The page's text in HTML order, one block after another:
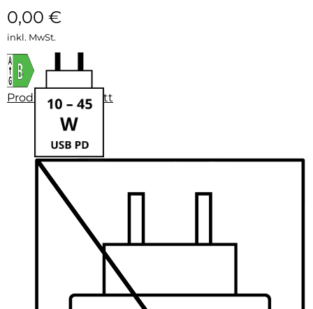
0,00 €
inkl. MwSt.
Produktdatenblatt